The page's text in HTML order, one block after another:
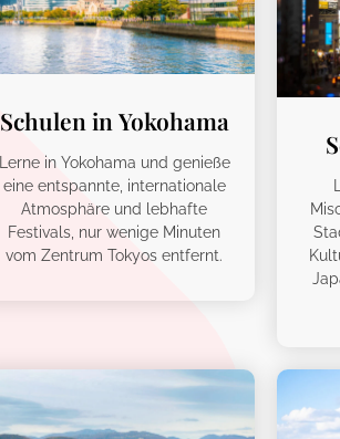
Schulen in Yokohama
Lerne in Yokohama und genieße
eine entspannte, internationale
Atmosphäre und lebhafte
Festivals, nur wenige Minuten
vom Zentrum Tokyos entfernt.